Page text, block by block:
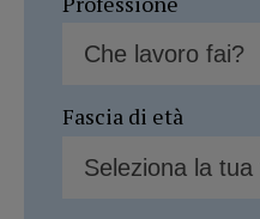
Fascia di età